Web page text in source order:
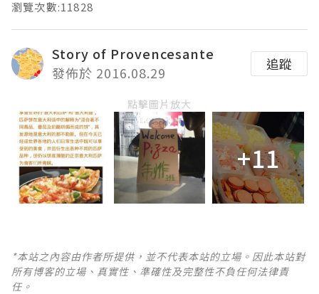
瀏覽次數:11828
Story of Provencesante
發佈於 2016.08.29
追蹤
點擊圖片放大
+11
*本站之內容由作者所提供，並不代表本站的立場。因此本站對
所有博客的立場、真實性、準確性及完整性不負任何法律責
任。